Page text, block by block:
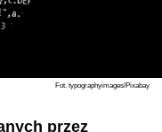
Fot. typographyimages/Pixabay
przez